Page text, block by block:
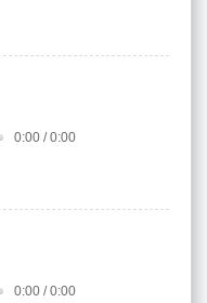
0:00 / 0:00
0:00 / 0:00